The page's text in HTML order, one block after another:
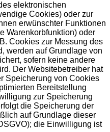
elektronischen
Cookies) oder zur
erwünschter Funktionen
Warenkorbfunktion) oder
Cookies zur Messung des
werden auf Grundlage von
sofern keine andere
Der Websitebetreiber hat
Speicherung von Cookies
Bereitstellung
zur Speicherung
die Speicherung der
auf Grundlage dieser
die Einwilligung ist